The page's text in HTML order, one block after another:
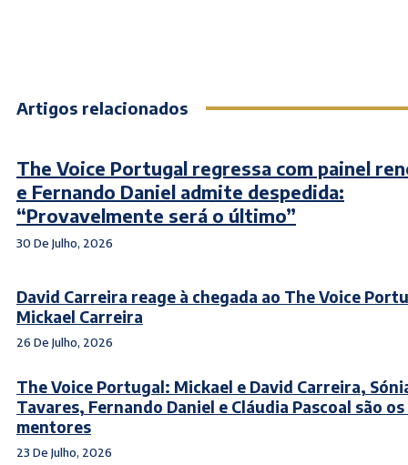
Artigos relacionados
The Voice Portugal regressa com painel
e Fernando Daniel admite despedida:
“Provavelmente será o último”
30 De Julho, 2026
David Carreira reage à chegada ao The Voice
Mickael Carreira
26 De Julho, 2026
The Voice Portugal: Mickael e David Carreira,
Tavares, Fernando Daniel e Cláudia Pascoal são
mentores
23 De Julho, 2026